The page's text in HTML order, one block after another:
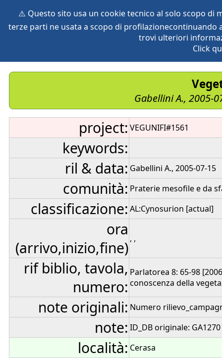
⚠️ Questo sito usa un cookie tecnico al solo scopo di
terze parti ne usata a scopo di
trovi ulteriori
Click
vegetation global db
Gabellini A., 2005-
project: VEGUNIFI#1561
keywords:
ril & data: Gabellini A., 2005-07-15
comunità: Praterie mesofile e da
classificazione: AL:Cynosurion [actual]
ora
(arrivo,inizio,fine), ,
rif biblio, tavola,
numero:
Parlatorea 8: 65-98
conoscenza della
note originali: Numero
note: ID_DB originale: GA1270
località: Cerasa